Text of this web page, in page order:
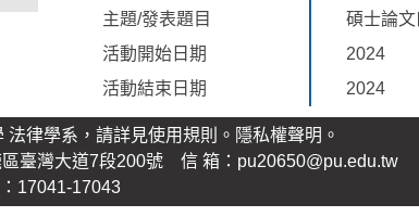
主題/發表題目
碩士論文
活動開始日期
2024
活動結束日期
2024
律學系，請詳見使用規則。 隱私權聲明 。
臺灣大道7段200號 信 箱：pu20650@pu.edu.tw
17041-17043